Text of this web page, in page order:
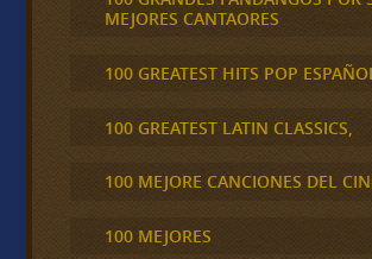
MEJORES CANTAORES
100 GREATEST HITS POP ESPAÑOL
100 GREATEST LATIN CLASSICS,
100 MEJORE CANCIONES DEL
100 MEJORES